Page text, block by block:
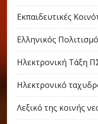
Εκπαιδευτικές
Ελληνικός
Ηλεκτρονική Τάξη
Ηλεκτρονικό
Λεξικό της κοινής